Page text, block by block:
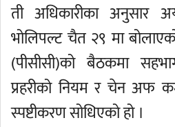
ती अधिकारीका अनुसार
भोलिपल्ट चैत २९ मा
(पीसीसी)को बैठकमा
प्रहरीको नियम र चेन अफ
स्पष्टीकरण सोधिएको हो ।